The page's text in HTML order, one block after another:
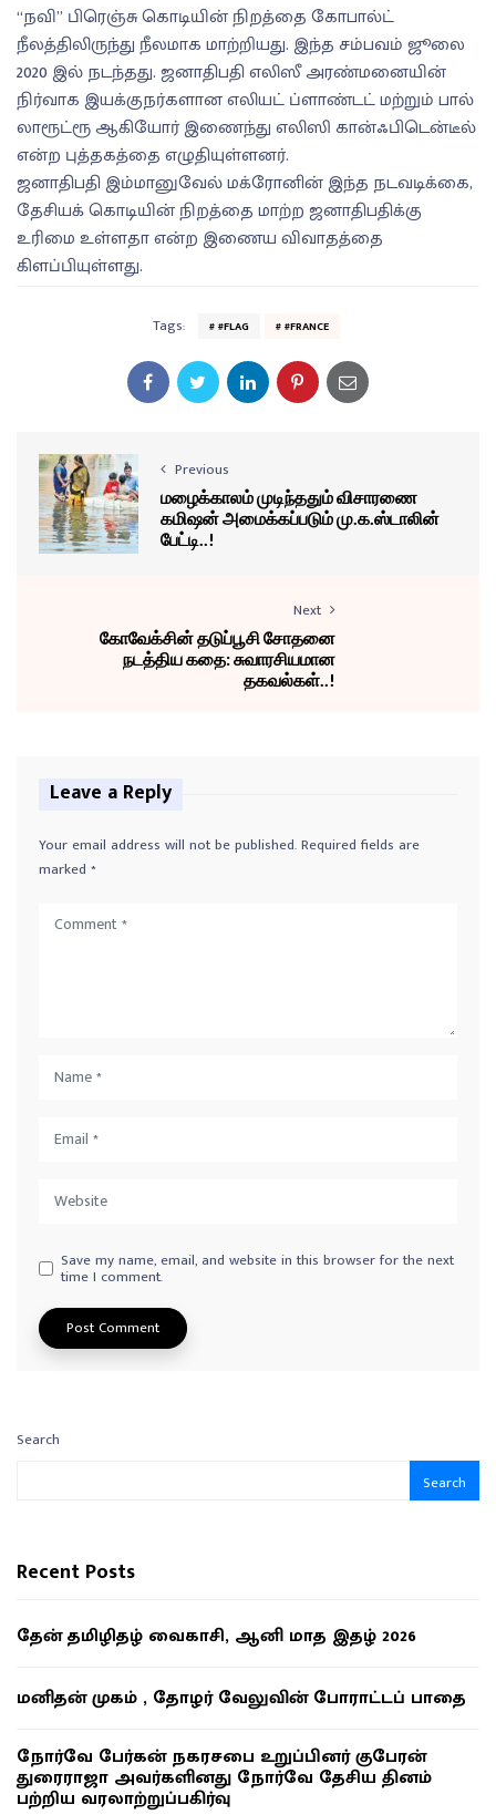
“நவி” பிரெஞ்சு கொடியின் நிறத்தை கோபால்ட்
நீலத்திலிருந்து நீலமாக மாற்றியது. இந்த சம்பவம் ஜூலை
2020 இல் நடந்தது. ஜனாதிபதி எலிஸீ அரண்மனையின்
நிர்வாக இயக்குநர்களான எலியட் ப்ளாண்டட் மற்றும் பால்
லாரூட்ரூ ஆகியோர் இணைந்து எலிஸி கான்ஃபிடென்டீல்
என்ற புத்தகத்தை எழுதியுள்ளனர்.
ஜனாதிபதி இம்மானுவேல் மக்ரோனின் இந்த நடவடிக்கை,
தேசியக் கொடியின் நிறத்தை மாற்ற ஜனாதிபதிக்கு
உரிமை உள்ளதா என்ற இணைய விவாதத்தை
கிளப்பியுள்ளது.
Tags: #FLAG #FRANCE
Previous
மழைக்காலம் முடிந்ததும் விசாரணை
கமிஷன் அமைக்கப்படும் மு.க.ஸ்டாலின்
பேட்டி..!
Next
கோவேக்சின் தடுப்பூசி சோதனை
நடத்திய கதை: சுவாரசியமான
தகவல்கள்..!
Leave a Reply
Your email address will not be published.Required fields are
marked *
Save my name, email, and website in this browser for the next
time I comment.
Search
Search
Recent Posts
தேன் தமிழிதழ் வைகாசி, ஆனி மாத இதழ் 2026
மனிதன் முகம் , தோழர் வேலுவின் போராட்டப் பாதை
நோர்வே பேர்கன் நகரசபை உறுப்பினர் குபேரன்
துரைராஜா அவர்களினது நோர்வே தேசிய தினம்
பற்றிய வரலாற்றுப்பகிர்வு